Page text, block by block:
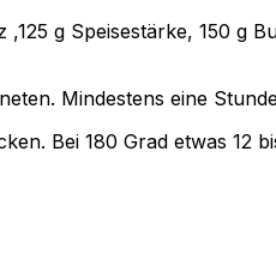
g Speisestärke, 150
Mindestens eine
Bei 180 Grad etwas